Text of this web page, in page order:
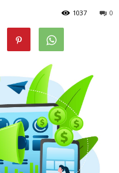
0
1037